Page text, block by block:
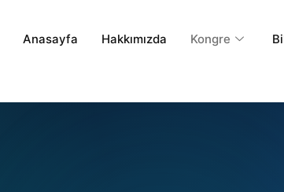
Anasayfa Hakkımızda Kongre